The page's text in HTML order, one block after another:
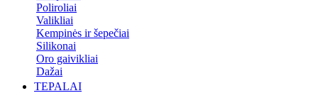
Poliroliai
Valikliai
Kempinės ir šepečiai
Silikonai
Oro gaivikliai
Dažai
TEPALAI